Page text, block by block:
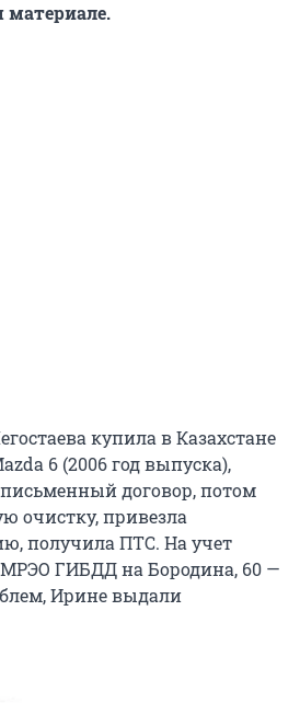
купила в Казахстане
6 (2006 год выпуска),
договор, потом
очистку, привезла
получила ПТС. На учет
ГИБДД на Бородина, 60 —
Ирине выдали